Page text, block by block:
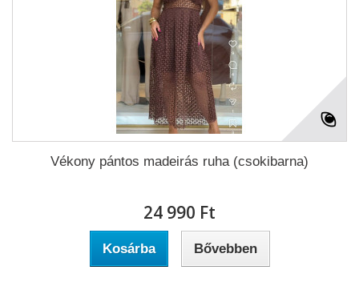
Vékony pántos madeirás ruha (csokibarna)
24 990 Ft‎
Kosárba Bővebben